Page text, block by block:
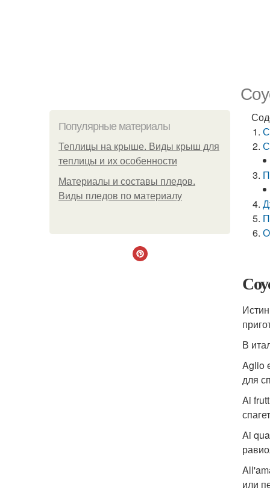
Популярные материалы
Теплицы на крыше. Виды крыш для
теплицы и их особенности
Материалы и составы пледов.
Виды пледов по материалу
В
Aglio
для
Ai
Ai
или